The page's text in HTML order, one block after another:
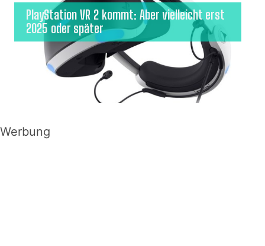
PlayStation VR 2 kommt: Aber vielleicht erst
2025 oder später
Werbung